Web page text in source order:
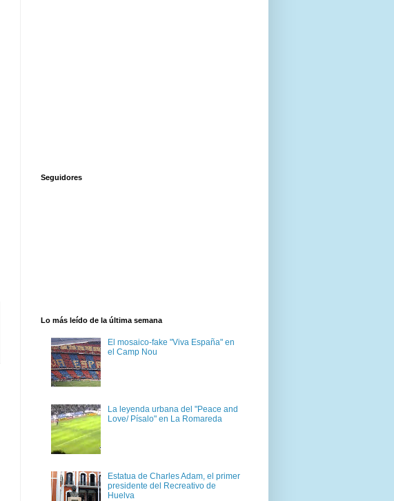
Seguidores
Lo más leído de la última semana
El mosaico-fake "Viva España" en
el Camp Nou
La leyenda urbana del "Peace and
Love/ Písalo" en La Romareda
Estatua de Charles Adam, el primer
presidente del Recreativo de
Huelva